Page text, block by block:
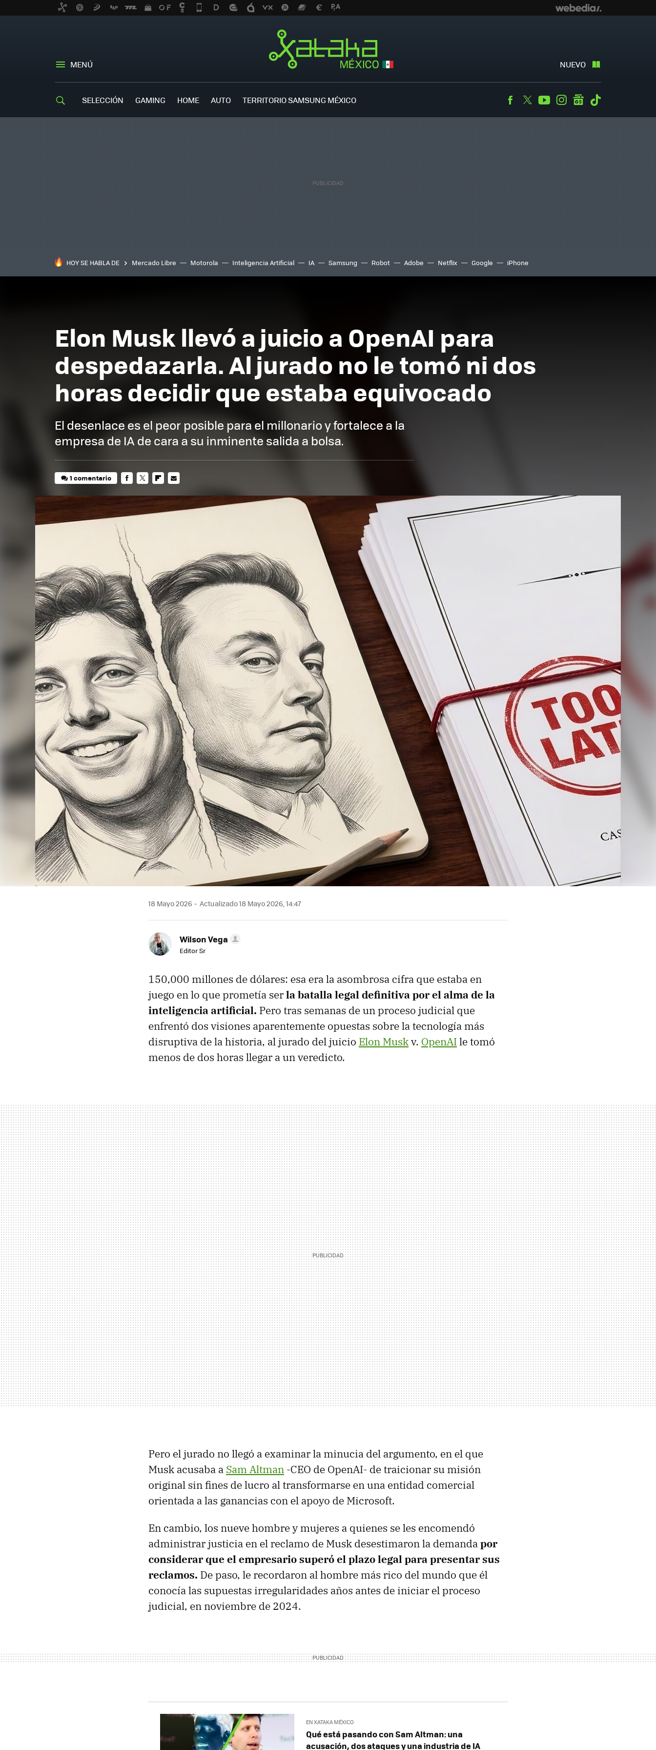
MENÚ NUEVO
SELECCIÓN GAMING HOME AUTO TERRITORIO SAMSUNG MÉXICO Facebook
TwitterYoutubeInstagramgooglenews
HOY SE HABLA DE Mercado Libre Motorola Inteligencia Artificial IA Samsung Robot Adobe Netflix Google iPhone
Elon Musk llevó a juicio a OpenAI para
despedazarla. Al jurado no le tomó ni dos
horas decidir que estaba equivocado
El desenlace es el peor posible para el millonario y fortalece a la
empresa de IA de cara a su inminente salida a bolsa.
1 comentario
MAIL
18 Mayo 2026 Actualizado 18 Mayo 2026, 14:47
Wilson Vega
Editor Sr
150,000 millones de dólares: esa era la asombrosa cifra que estaba en
juego en lo que prometía serla batalla legal definitiva por el alma de la
inteligencia artificial. Pero tras semanas de un proceso judicial que
enfrentó dos visiones aparentemente opuestas sobre la tecnología más
disruptiva de la historia, al jurado del juicio Elon Muskv. OpenAIle tomó
menos de dos horas llegar a un veredicto.
Pero el jurado no llegó a examinar la minucia del argumento, en el que
Musk acusaba a Sam Altman -CEO de OpenAI- de traicionar su misión
original sin fines de lucro al transformarse en una entidad comercial
orientada a las ganancias con el apoyo de Microsoft.
En cambio, los nueve hombre y mujeres a quienes se les encomendó
administrar justicia en el reclamo de Musk desestimaron la demandapor
considerar que el empresario superó el plazo legal para presentar sus
reclamos. De paso, le recordaron al hombre más rico del mundo que él
conocía las supuestas irregularidades años antes de iniciar el proceso
judicial, en noviembre de 2024.
EN XATAKA MÉXICO
Qué está pasando con Sam Altman: una
acusación, dos ataques y una industria de IA